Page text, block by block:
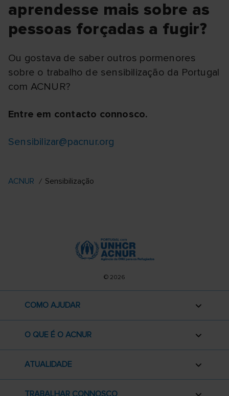
aprendesse mais sobre as
pessoas forçadas a fugir?
Ou gostava de saber outros pormenores
sobre o trabalho de sensibilização da Portugal
com ACNUR?
Entre em contacto connosco.
Sensibilizar@pacnur.org
ACNUR Sensibilização
© 2026
COMO AJUDAR
O QUE É O ACNUR
ATUALIDADE